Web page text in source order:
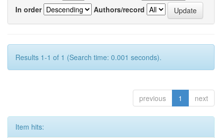
In order
Authors/record
Results 1-1 of 1 (Search time: 0.001 seconds).
previous 1 next
Item hits: